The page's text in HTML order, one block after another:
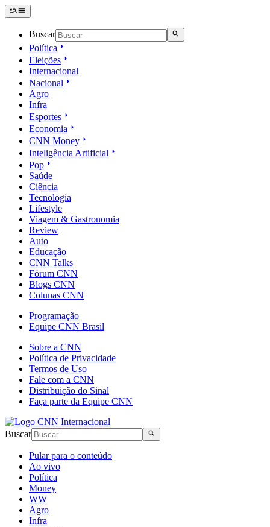
Buscar
Política
Eleições
Internacional
Nacional
Agro
Infra
Esportes
Economia
CNN Money
Inteligência Artificial
Pop
Saúde
Ciência
Tecnologia
Lifestyle
Viagem & Gastronomia
Review
Auto
Educação
CNN Talks
Fórum CNN
Blogs CNN
Colunas CNN
Programação
Equipe CNN Brasil
Sobre a CNN
Política de Privacidade
Termos de Uso
Fale com a CNN
Distribuição do Sinal
Faça parte da Equipe CNN
Buscar
Pular para o conteúdo
Ao vivo
Política
Money
WW
Agro
Infra